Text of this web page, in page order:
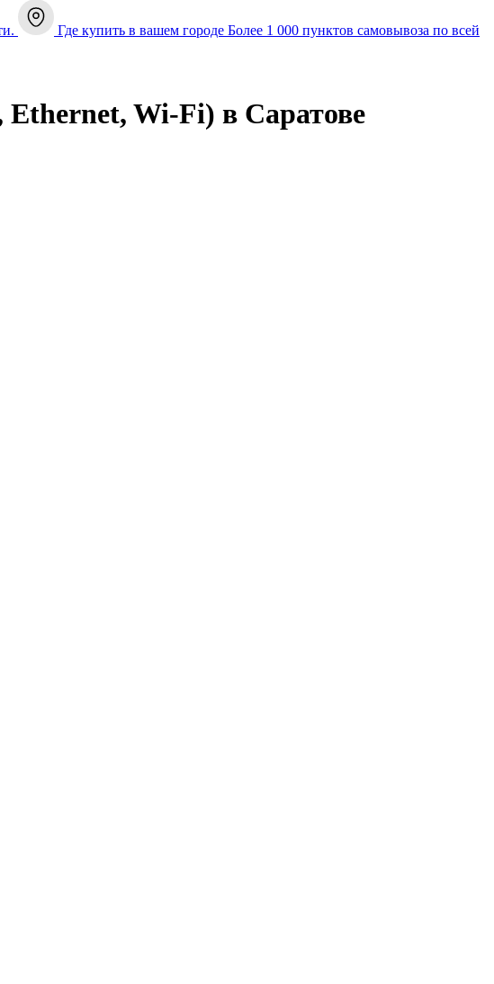
Где купить в вашем городе Более 1 000 пунктов самовывоза по всей
Ethernet, Wi-Fi) в Саратове